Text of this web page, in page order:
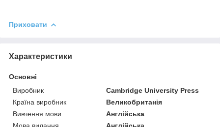
Приховати
Характеристики
Основні
Виробник
Cambridge University Press
Країна виробник
Великобританія
Вивчення мови
Англійська
Мова видання
Англійська